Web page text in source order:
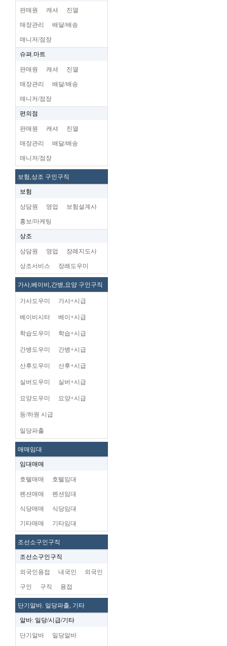
판매원 캐셔 진열
매장관리 배달/배송
매니저/점장
슈펴.마트
판매원 캐셔 진열
매장관리 배달/배송
매니저/점장
편의점
판매원 캐셔 진열
매장관리 배달/배송
매니저/점장
보험,상조 구인구직
보험
상담원 영업 보험설계사
홍보/마케팅
상조
상담원 영업 장례지도사
상조서비스 장례도우미
가사,베이비,간병,요양 구인구직
가사도우미 가사+시급
베이비시터 베이+시급
학습도우미 학습+시급
간병도우미 간병+시급
산후도우미 산후+시급
실버도우미 실버+시급
요양도우미 요양+시급
등/하원 시급
일당파출
매매임대
임대매매
호텔매매 호텔임대
펜션매매 펜션임대
식당매매 식당임대
기타매매 기타임대
조선소구인구직
조선소구인구직
외국인용접 내국인 외국인
구인 구직 용접
단기알바. 일당파출, 기타
알바: 일당/시급/기타
단기알바 일당알바